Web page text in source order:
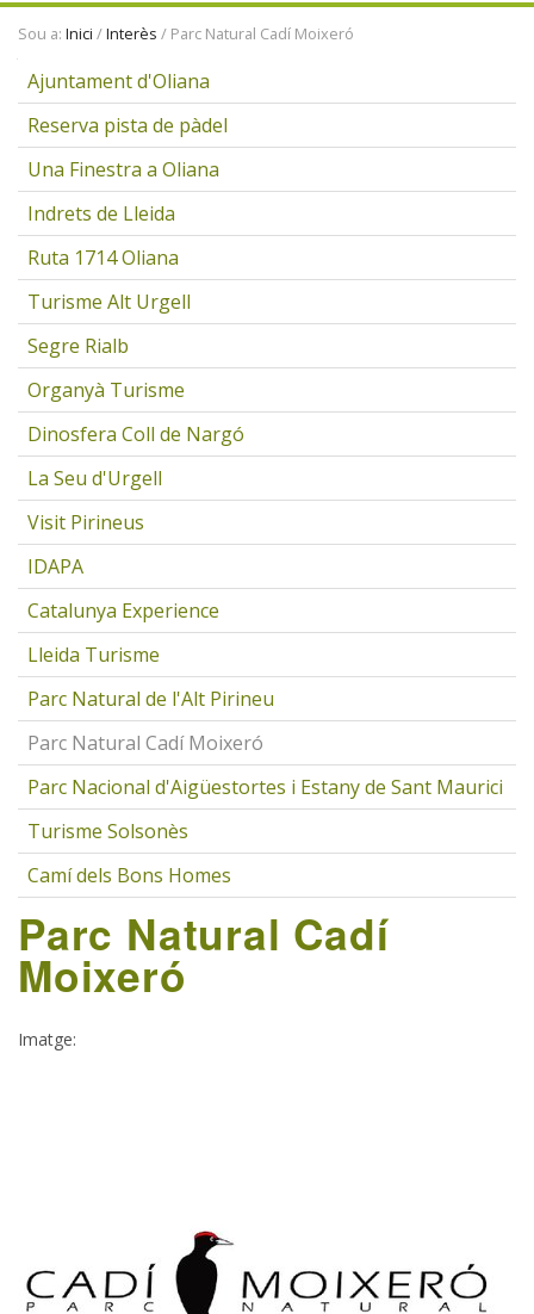
ENTITATS
Sou a: Inici /Interès / Parc Natural Cadí Moixeró
Ajuntament d'Oliana
Reserva pista de pàdel
Una Finestra a Oliana
Indrets de Lleida
Ruta 1714 Oliana
Turisme Alt Urgell
Segre Rialb
Organyà Turisme
Dinosfera Coll de Nargó
La Seu d'Urgell
Visit Pirineus
IDAPA
Catalunya Experience
Lleida Turisme
Parc Natural de l'Alt Pirineu
Parc Natural Cadí Moixeró
Parc Nacional d'Aigüestortes i Estany de Sant Maurici
Turisme Solsonès
Camí dels Bons Homes
Parc Natural Cadí
Moixeró
Imatge: